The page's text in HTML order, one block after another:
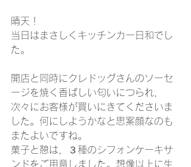
晴天！
当日はまさしくキッチンカー日和でし
た。
開店と同時にクレドッグさんのソーセ
ージを焼く香ばしい匂いにつられ，
次々にお客様が買いにきてくださいま
した。何にしようかなと思案顔なのも
またよいですね。
菓子と憩は，３種のシフォンケーキサ
ンドをご用意しました。想像以上に生